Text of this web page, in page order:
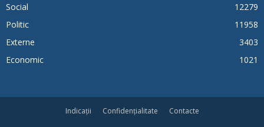
Social
12279
Politic
11958
Externe
3403
Economic
1021
Indicații Confidențialitate
Contacte